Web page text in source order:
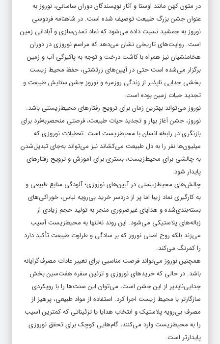
در متون کهن مانند اوستا و آثار نویسندگان دوران ساسانی، نوروز به
عنوان جشن بزرگ طبیعت توصیف شده است. در شاهنامه فردوسی
نوروز به جمشید نسبت داده می‌شود که نماد تمدن‌سازی و آبادانی زمین
است. روایت‌های تاریخی نشان می‌دهد که مراسم نوروزی در دوران
هخامنشیان نیز همراه با کاشت درخت و توجه به پاکیزگی آب‌ و زمین
برگزار می‌شده است حتی در آیین‌های زرتشتی، حفظ محیط زیست
بخشی جدایی ناپذیر از زندگی روزمره و نوروز جشن ستایش طبیعت و
تجدید حیات زمین بوده است.
نوروز می‌تواند بهترین زمان برای ترویج رفتارهای محیط‌زیستی باشد.
نوروز، جشن آغاز بهار و تجدید حیات طبیعت، فرصتی منحصربه‌فرد برای
بازنگری در رابطه انسان با محیط‌زیست است. تعطیلات نوروزی که
میلیون‌ها نفر را به دل طبیعت می‌کشاند نیز می‌تواند به‌جای تبدیل‌شدن
به چالشی برای محیط‌زیست، بستری برای آموزش و ترویج رفتارهای
پایدار شود.
چالش‌های محیط‌زیستی در آیین‌های نوروزی؛ آلودگی منابع طبیعی و
به کارگیری نماد زیبا اما پر از دردسر خرید بی‌رویه لباس، خوراکی‌های
بسته‌بندی‌شده و هدایای غیرضروری منجر به تولید حجم زیادی از
زباله‌های پلاستیکی می‌شود. این روند نه‌تنها به محیط‌زیست آسیب
می‌زند بلکه روح اصلی نوروز که بر سادگی و طراوت طبیعت تأکید دارد
را کمرنگ می‌کند.
همچنین نوروز می‌تواند فرصت مناسبی برای تغییر عادات مصرف‌گرایانه
باشد. در حالی که خریدهای نوروزی و تزئین سفره هفت‌سین بخش
جدایی‌ناپذیر از این جشن است، می‌توان این سنت‌ها را با رویکردی
سازگارتر با محیط‌ زیست اجرا کرد. استفاده از مواد طبیعی، پرهیز از
مصرف بی‌رویه پلاستیک و انتخاب هدایا یا تزئیناتی که کمترین آسیب
را به محیط‌زیست وارد می‌کنند، گام‌هایی کوچک برای تحقق نوروزی
پایدارتر است.